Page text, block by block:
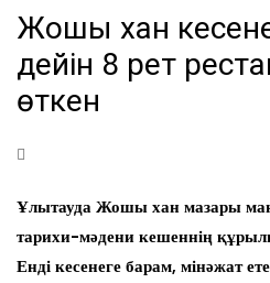
Жошы хан кесенесі
дейін 8 рет
өткен
Ұлытауда Жошы хан мазары
тарихи-мәдени кешеннің
Енді кесенеге барам, мінәжат